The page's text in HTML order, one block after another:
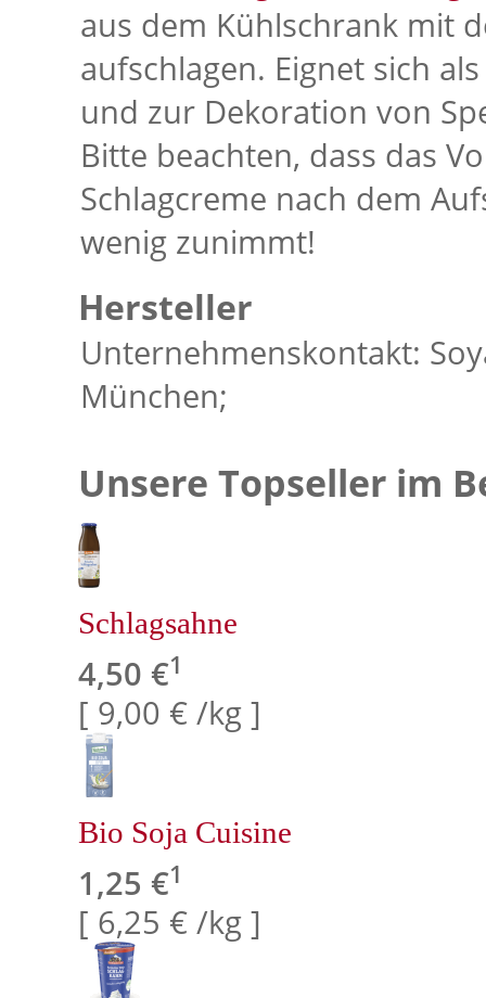
aus dem Kühlschrank mit
aufschlagen. Eignet sich
und zur Dekoration von
Bitte beachten, dass das
Schlagcreme nach dem
wenig zunimmt!
Hersteller
Unternehmenskontakt:
München;
Unsere Topseller im
Schlagsahne
4,50 €1
[ 9,00 € /kg ]
Bio Soja Cuisine
1,25 €1
[ 6,25 € /kg ]